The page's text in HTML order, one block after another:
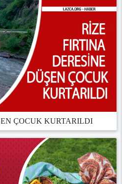
ÇOCUK KURTARILDI